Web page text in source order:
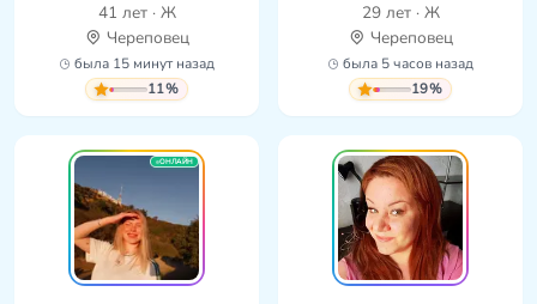
41 лет · Ж
Череповец
была 15 минут назад
11%
29 лет · Ж
Череповец
была 5 часов назад
19%
ОНЛАЙН